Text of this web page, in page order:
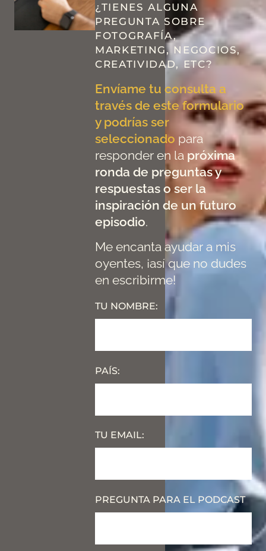
¿TIENES ALGUNA
PREGUNTA SOBRE
FOTOGRAFÍA,
MARKETING, NEGOCIOS,
CREATIVIDAD, ETC?
Envíame tu consulta a
través de este formulario
y podrías ser
seleccionado para
responder en la próxima
ronda de preguntas y
respuestas o ser la
inspiración de un futuro
episodio.
Me encanta ayudar a mis
oyentes, ¡así que no dudes
en escribirme!
TU NOMBRE:
PAÍS:
TU EMAIL:
PREGUNTA PARA EL PODCAST